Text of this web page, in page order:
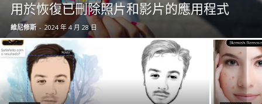
用於恢復已刪除照片和影片的應用程式
維尼修斯 - 2024 年 4 月 28 日